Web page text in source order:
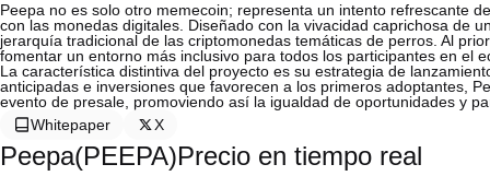
Peepa no es solo otro memecoin; representa un intento refrescante
con las monedas digitales. Diseñado con la vivacidad caprichosa de
jerarquía tradicional de las criptomonedas temáticas de perros. Al
fomentar un entorno más inclusivo para todos los participantes en el
La característica distintiva del proyecto es su estrategia de
anticipadas e inversiones que favorecen a los primeros adoptantes,
evento de presale, promoviendo así la igualdad de oportunidades y
Whitepaper
X
Peepa(PEEPA)Precio en tiempo real